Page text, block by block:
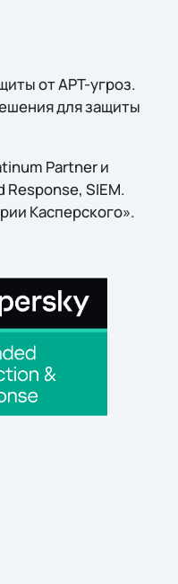
от APT-угроз.
для защиты
Partner и
SIEM.
Касперского».